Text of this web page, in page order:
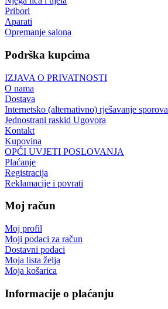
Pribori
Aparati
Opremanje salona
Podrška kupcima
IZJAVA O PRIVATNOSTI
O nama
Dostava
Internetsko (alternativno) rješavanje sporova
Jednostrani raskid Ugovora
Kontakt
Kupovina
OPĆI UVJETI POSLOVANJA
Plaćanje
Registracija
Reklamacije i povrati
Moj račun
Moj profil
Moji podaci za račun
Dostavni podaci
Moja lista želja
Moja košarica
Informacije o plaćanju